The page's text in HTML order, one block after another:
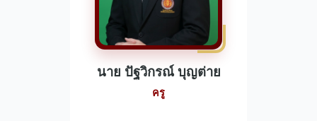
นาย ปัฐวิกรณ์ บุญต่าย
ครู